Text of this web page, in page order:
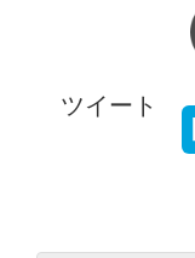
ツイート